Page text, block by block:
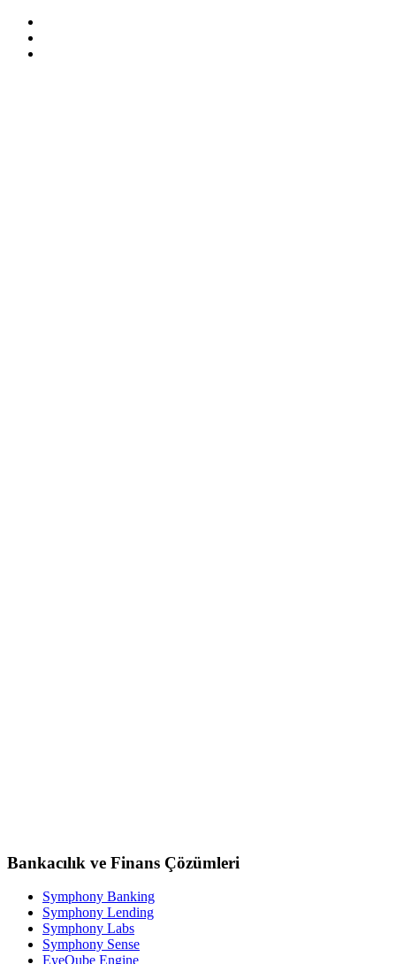
Bankacılık ve Finans Çözümleri
Symphony Banking
Symphony Lending
Symphony Labs
Symphony Sense
EyeQube Engine